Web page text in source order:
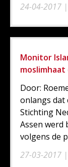
24-04-2017
Monitor
27-03-2017
Door:
onlangs dat
Stichting
Assen
volgens de